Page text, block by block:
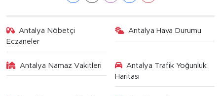
Antalya Nöbetçi
Eczaneler
Antalya Hava Durumu
Antalya Namaz Vakitleri
Antalya Trafik Yoğunluk
Haritası